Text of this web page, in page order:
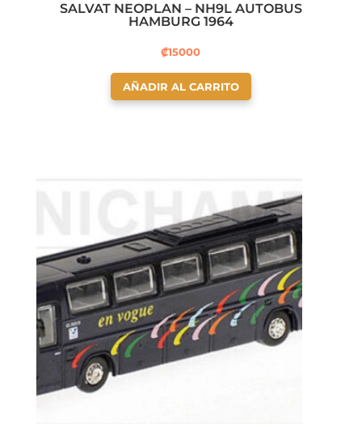
SALVAT NEOPLAN – NH9L AUTOBUS
HAMBURG 1964
₡15000
AÑADIR AL CARRITO